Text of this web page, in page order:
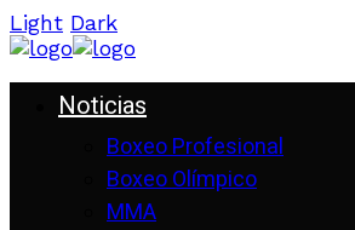
Light Dark
Noticias
Boxeo Profesional
Boxeo Olímpico
MMA